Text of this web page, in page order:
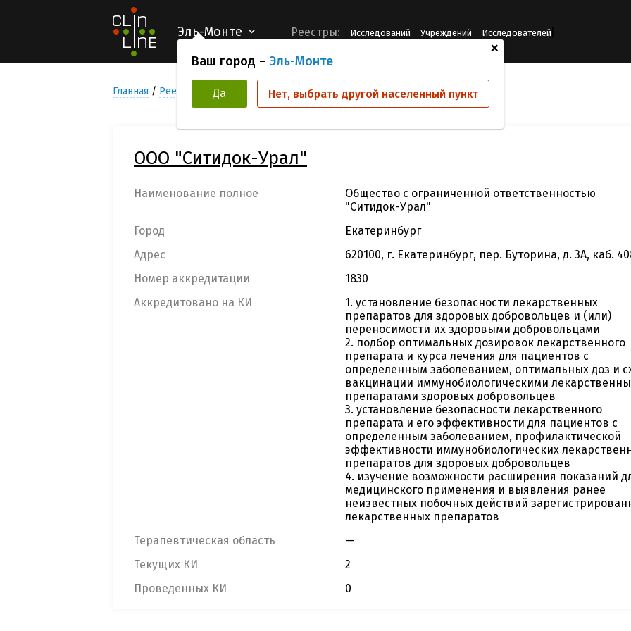
Эль-Монте
+
Ваш город – Эль-Монте
Да Нет, выбрать другой населенный пункт
Реестры: Исследований Учреждений Исследователей
Главная Реестр Медицинских учреждений ООО "Ситидок-Урал"
ООО "Ситидок-Урал"
Наименование полное
Общество с ограниченной ответственностью
"Ситидок-Урал"
Город
Екатеринбург
Адрес
620100, г. Екатеринбург, пер. Буторина, д. 3А, каб.
Номер аккредитации
1830
Аккредитовано на КИ
1. установление безопасности лекарственных
препаратов для здоровых добровольцев и (или)
переносимости их здоровыми добровольцами
2. подбор оптимальных дозировок лекарственного
препарата и курса лечения для пациентов с
определенным заболеванием, оптимальных доз и
вакцинации иммунобиологическими
препаратами здоровых добровольцев
3. установление безопасности лекарственного
препарата и его эффективности для пациентов с
определенным заболеванием, профилактической
эффективности иммунобиологических
препаратов для здоровых добровольцев
4. изучение возможности расширения показаний
медицинского применения и выявления ранее
неизвестных побочных действий
лекарственных препаратов
Терапевтическая область
—
Текущих КИ
2
Проведенных КИ
0